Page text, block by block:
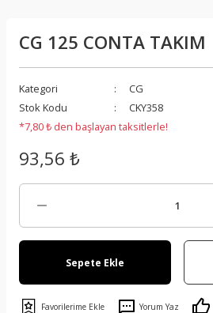
CG 125 CONTA TAKIM
Kategori
CG
Stok Kodu
CKY358
*7,80 ₺ den başlayan taksitlerle!
93,56 ₺
Sepete Ekle
Yorum Yaz